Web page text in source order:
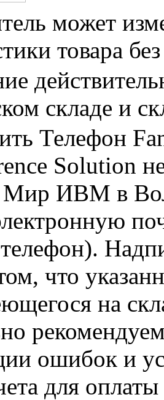
может
товара
складе и
Телефон
Solution
ИВМ в
что
на
ошибок и
для